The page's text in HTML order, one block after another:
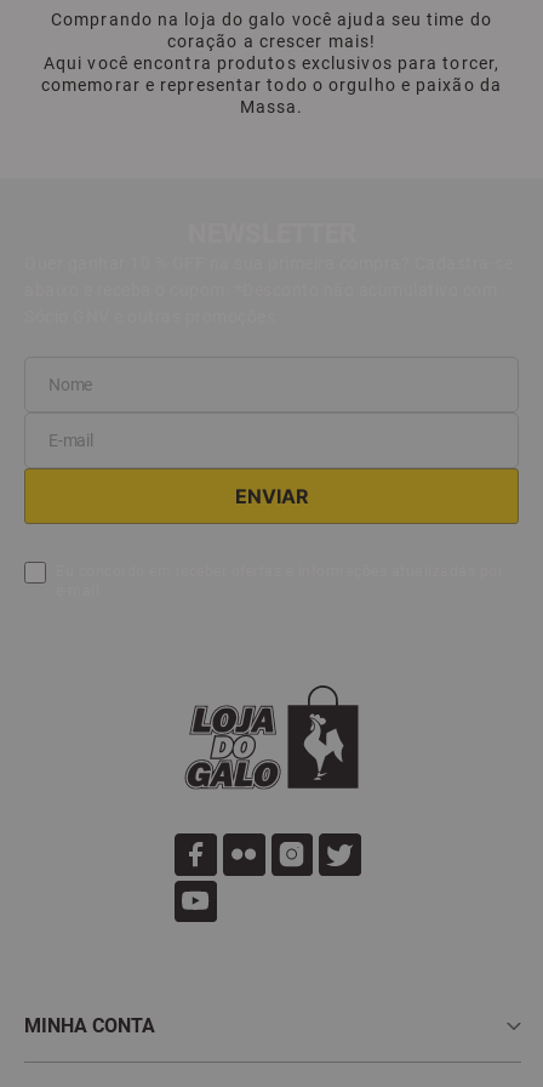
Comprando na loja do galo você ajuda seu time do
coração a crescer mais!
Aqui você encontra produtos exclusivos para torcer,
comemorar e representar todo o orgulho e paixão da
Massa.
MINHA CONTA